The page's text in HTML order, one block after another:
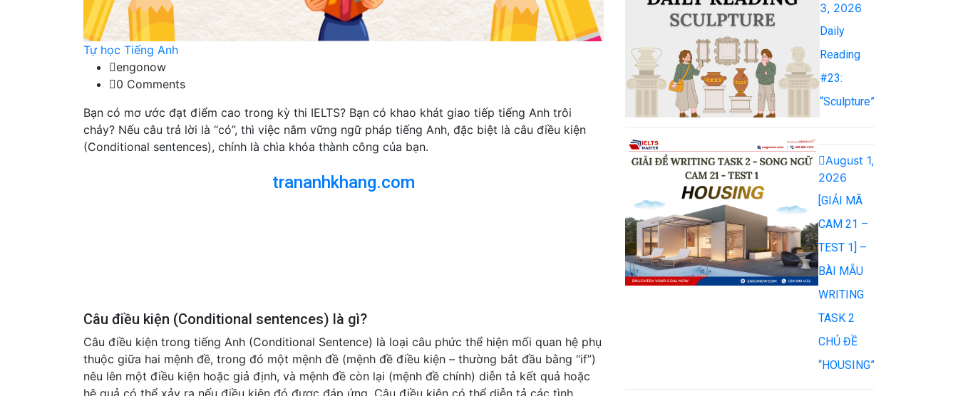
Tự học Tiếng Anh
engonow
0 Comments
Bạn có mơ ước đạt điểm cao trong kỳ thi IELTS? Bạn có khao khát giao tiếp tiếng Anh trôi
chảy? Nếu câu trả lời là “có”, thì việc nắm vững ngữ pháp tiếng Anh, đặc biệt là câu điều kiện
(Conditional sentences), chính là chìa khóa thành công của bạn.
trananhkhang.com
Câu điều kiện (Conditional sentences) là gì?
Câu điều kiện trong tiếng Anh (Conditional Sentence) là loại câu phức thể hiện mối quan hệ phụ
thuộc giữa hai mệnh đề, trong đó một mệnh đề (mệnh đề điều kiện – thường bắt đầu bằng “if”)
nêu lên một điều kiện hoặc giả định, và mệnh đề còn lại (mệnh đề chính) diễn tả kết quả hoặc
hệ quả có thể xảy ra nếu điều kiện đó được đáp ứng. Câu điều kiện có thể diễn tả các tình
3, 2026
Daily
Reading
#23:
“Sculpture”
August 1,
2026
[GIẢI MÃ
CAM 21 –
TEST 1] –
BÀI MẪU
WRITING
TASK 2
CHỦ ĐỀ
“HOUSING”